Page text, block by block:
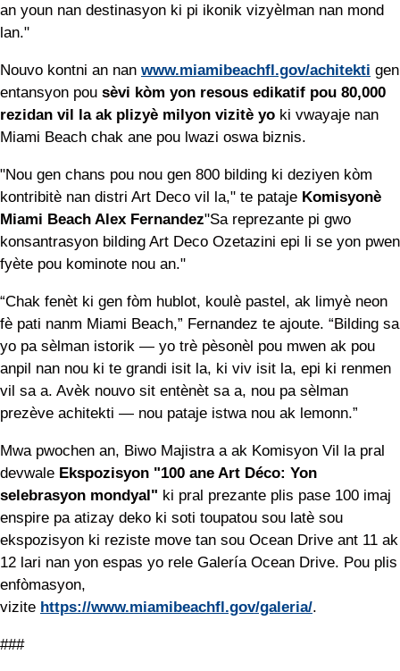
an youn nan destinasyon ki pi ikonik vizyèlman nan mond
lan."
Nouvo kontni an nan www.miamibeachfl.gov/achitekti gen
entansyon pou sèvi kòm yon resous edikatif pou 80,000
rezidan vil la ak plizyè milyon vizitè yo ki vwayaje nan
Miami Beach chak ane pou lwazi oswa biznis.
"Nou gen chans pou nou gen 800 bilding ki deziyen kòm
kontribitè nan distri Art Deco vil la," te pataje Komisyonè
Miami Beach Alex Fernandez"Sa reprezante pi gwo
konsantrasyon bilding Art Deco Ozetazini epi li se yon pwen
fyète pou kominote nou an."
“Chak fenèt ki gen fòm hublot, koulè pastel, ak limyè neon
fè pati nanm Miami Beach,” Fernandez te ajoute. “Bilding sa
yo pa sèlman istorik — yo trè pèsonèl pou mwen ak pou
anpil nan nou ki te grandi isit la, ki viv isit la, epi ki renmen
vil sa a. Avèk nouvo sit entènèt sa a, nou pa sèlman
prezève achitekti — nou pataje istwa nou ak lemonn.”
Mwa pwochen an, Biwo Majistra a ak Komisyon Vil la pral
devwale Ekspozisyon "100 ane Art Déco: Yon
selebrasyon mondyal" ki pral prezante plis pase 100 imaj
enspire pa atizay deko ki soti toupatou sou latè sou
ekspozisyon ki reziste move tan sou Ocean Drive ant 11 ak
12 lari nan yon espas yo rele Galería Ocean Drive. Pou plis
enfòmasyon,
vizite https://www.miamibeachfl.gov/galeria/.
###